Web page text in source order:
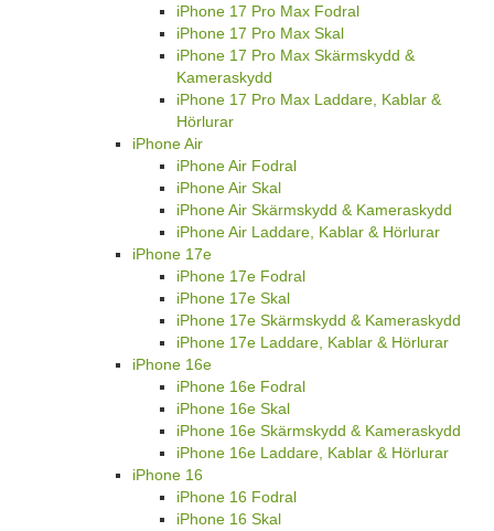
iPhone 17 Pro Max Fodral
iPhone 17 Pro Max Skal
iPhone 17 Pro Max Skärmskydd &
Kameraskydd
iPhone 17 Pro Max Laddare, Kablar &
Hörlurar
iPhone Air
iPhone Air Fodral
iPhone Air Skal
iPhone Air Skärmskydd & Kameraskydd
iPhone Air Laddare, Kablar & Hörlurar
iPhone 17e
iPhone 17e Fodral
iPhone 17e Skal
iPhone 17e Skärmskydd & Kameraskydd
iPhone 17e Laddare, Kablar & Hörlurar
iPhone 16e
iPhone 16e Fodral
iPhone 16e Skal
iPhone 16e Skärmskydd & Kameraskydd
iPhone 16e Laddare, Kablar & Hörlurar
iPhone 16
iPhone 16 Fodral
iPhone 16 Skal